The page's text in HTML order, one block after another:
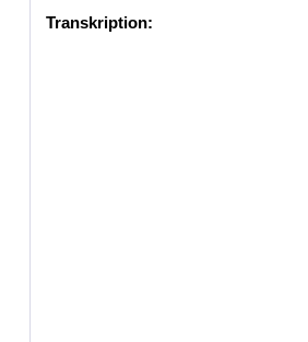
Transkription: